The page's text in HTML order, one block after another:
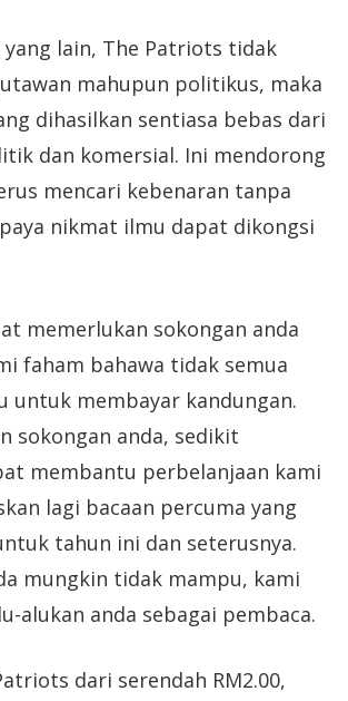
lain, The Patriots tidak
mahupun politikus, maka
dihasilkan sentiasa bebas dari
dan komersial. Ini mendorong
mencari kebenaran tanpa
nikmat ilmu dapat dikongsi
memerlukan sokongan anda
faham bahawa tidak semua
untuk membayar kandungan.
sokongan anda, sedikit
membantu perbelanjaan kami
lagi bacaan percuma yang
tahun ini dan seterusnya.
mungkin tidak mampu, kami
alukan anda sebagai pembaca.
dari serendah RM2.00,